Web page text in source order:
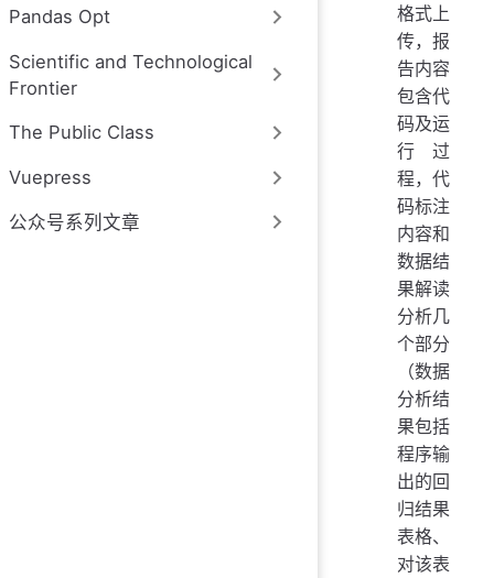
Pandas Opt
Scientific and Technological
Frontier
The Public Class
Vuepress
公众号系列文章
格式上
传，报
告内容
包含代
码及运
行过
程，代
码标注
内容和
数据结
果解读
分析几
个部分
（数据
分析结
果包括
程序输
出的回
归结果
表格、
对该表